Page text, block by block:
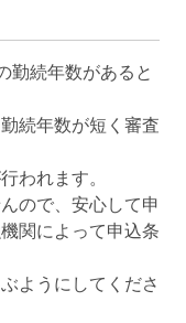
勤続年数があると
続年数が短く審査
われます。
ので、安心して申
関によって申込条
ようにしてくださ